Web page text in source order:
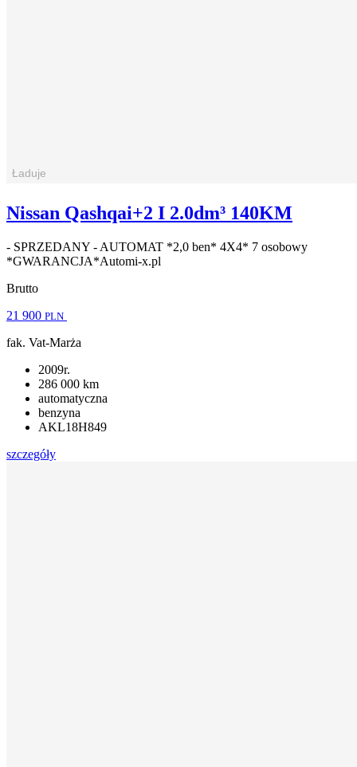
Nissan Qashqai+2 I 2.0dm³ 140KM
- SPRZEDANY - AUTOMAT *2,0 ben* 4X4* 7 osobowy
*GWARANCJA*Automi-x.pl
Brutto
21 900 PLN
fak. Vat-Marża
2009r.
286 000 km
automatyczna
benzyna
AKL18H849
szczegóły